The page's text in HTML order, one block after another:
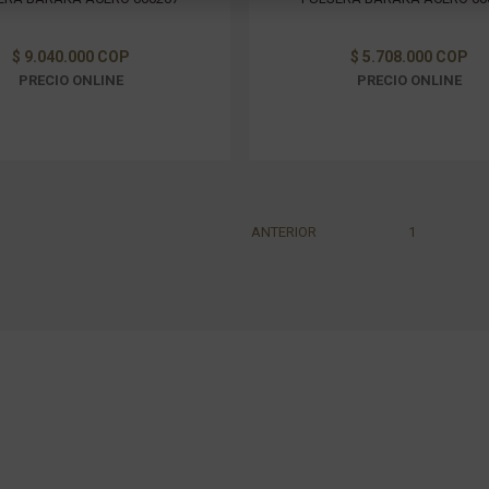
$ 9.040.000 COP
PRECIO ONLINE
$ 5.708.000 COP
PRECIO ONLINE
ANTERIOR 1